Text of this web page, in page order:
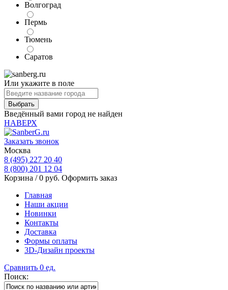
Волгоград
Пермь
Тюмень
Саратов
Или укажите в поле
Введённый вами город не найден
НАВЕРХ
Заказать звонок
Москва
8 (495) 227 20 40
8 (800) 201 12 04
Корзина /0 руб. Оформить заказ
Главная
Наши акции
Новинки
Контакты
Доставка
Формы оплаты
3D-Дизайн проекты
Сравнить 0 ед.
Поиск: